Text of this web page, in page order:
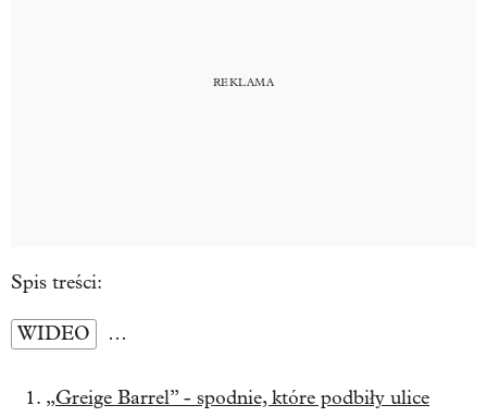
Spis treści:
WIDEO …
„Greige Barrel” - spodnie, które podbiły ulice